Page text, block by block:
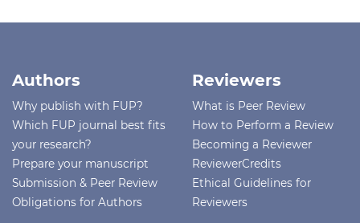
Authors
Why publish with FUP?
Which FUP journal best fits
your research?
Prepare your manuscript
Submission & Peer Review
Obligations for Authors
Reviewers
What is Peer Review
How to Perform a Review
Becoming a Reviewer
ReviewerCredits
Ethical Guidelines for
Reviewers